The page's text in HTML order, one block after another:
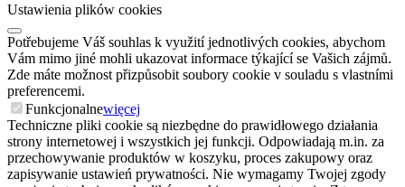
Ustawienia plików cookies
Potřebujeme Váš souhlas k využití jednotlivých cookies, abychom
Vám mimo jiné mohli ukazovat informace týkající se Vašich zájmů.
Zde máte možnost přizpůsobit soubory cookie v souladu s vlastními
preferencemi.
Funkcjonalnewięcej
Techniczne pliki cookie są niezbędne do prawidłowego działania
strony internetowej i wszystkich jej funkcji. Odpowiadają m.in. za
przechowywanie produktów w koszyku, proces zakupowy oraz
zapisywanie ustawień prywatności. Nie wymagamy Twojej zgody